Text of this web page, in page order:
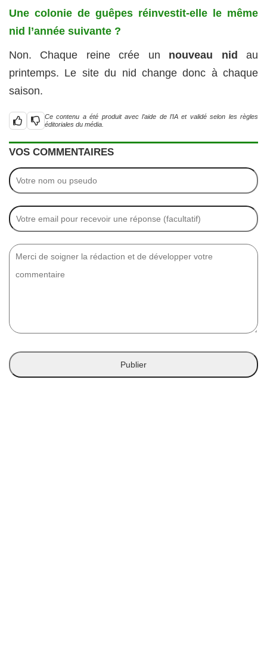
Une colonie de guêpes réinvestit-elle le même
nid l’année suivante ?
Non. Chaque reine crée un nouveau nid
au
printemps. Le site du nid change donc à chaque
saison.
Ce contenu a été produit avec l’aide de l’IA et validé selon les règles
éditoriales du média.
VOS COMMENTAIRES